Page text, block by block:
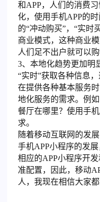
和APP，人们的消费
化，使用手机APP的
的“冲动购买”，“实时
商业模式，这种商业
人们足不出户就可以购
3、本地化趋势更加明
“实时”获取各种信息
在提供各种基本服务
地化服务的需求。例
餐厅在哪里？使用手
求。
随着移动互联网的发
手机APP小程序的发
相应的APP小程序开
准配置，因此，移动
人，我现在相信大家都